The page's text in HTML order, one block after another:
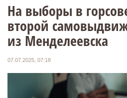
На выборы в
второй
из Менделеевска
07.07.2025, 07:18